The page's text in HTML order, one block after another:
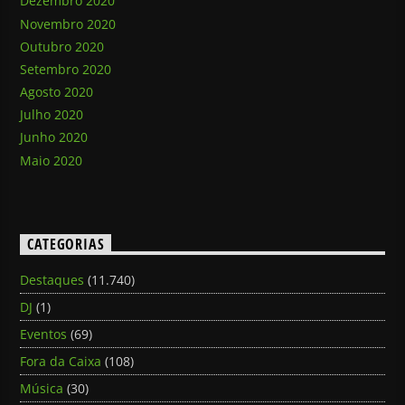
Novembro 2020
Outubro 2020
Setembro 2020
Agosto 2020
Julho 2020
Junho 2020
Maio 2020
CATEGORIAS
Destaques (11.740)
DJ (1)
Eventos (69)
Fora da Caixa (108)
Música (30)